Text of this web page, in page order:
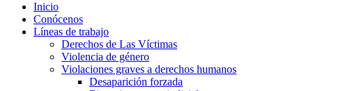
Inicio
Conócenos
Líneas de trabajo
Derechos de Las Víctimas
Violencia de género
Violaciones graves a derechos humanos
Desaparición forzada​